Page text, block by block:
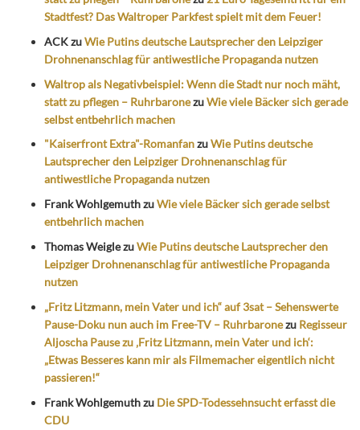
Stadtfest? Das Waltroper Parkfest spielt mit dem Feuer!
ACKzuWie Putins deutsche Lautsprecher den Leipziger
Drohnenanschlag für antiwestliche Propaganda nutzen
Waltrop als Negativbeispiel: Wenn die Stadt nur noch mäht,
statt zu pflegen – RuhrbaronezuWie viele Bäcker sich gerade
selbst entbehrlich machen
"Kaiserfront Extra"-RomanfanzuWie Putins deutsche
Lautsprecher den Leipziger Drohnenanschlag für
antiwestliche Propaganda nutzen
Frank WohlgemuthzuWie viele Bäcker sich gerade selbst
entbehrlich machen
Thomas WeiglezuWie Putins deutsche Lautsprecher den
Leipziger Drohnenanschlag für antiwestliche Propaganda
nutzen
„Fritz Litzmann, mein Vater und ich“ auf 3sat – Sehenswerte
Pause-Doku nun auch im Free-TV – Ruhrbaronezu Regisseur
Aljoscha Pause zu ‚Fritz Litzmann, mein Vater und ich‘:
„Etwas Besseres kann mir als Filmemacher eigentlich nicht
passieren!“
Frank Wohlgemuthzu Die SPD-Todessehnsucht erfasst die
CDU